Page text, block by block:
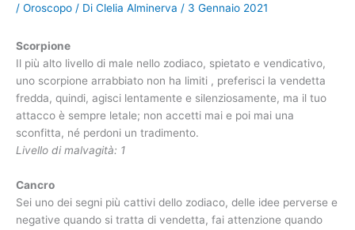
/ Oroscopo / Di Clelia Alminerva / 3 Gennaio 2021
Scorpione
Il più alto livello di male nello zodiaco, spietato e vendicativo,
uno scorpione arrabbiato non ha limiti , preferisci la vendetta
fredda, quindi, agisci lentamente e silenziosamente, ma il tuo
attacco è sempre letale; non accetti mai e poi mai una
sconfitta, né perdoni un tradimento.
Livello di malvagità: 1